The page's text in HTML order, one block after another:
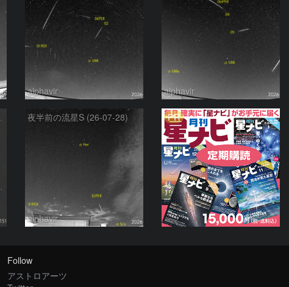
alphavir alphavir
夜半前の流星S (26-07-28)
alphavir
PR
Follow
アストロアーツ